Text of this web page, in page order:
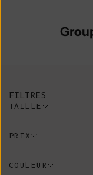
FILTRES
TAILLE
PRIX
COULEUR